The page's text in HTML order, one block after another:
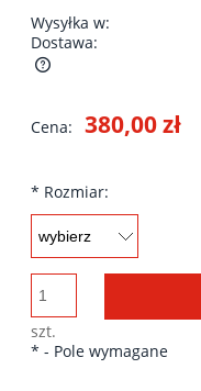
Wysyłka w:
Dostawa:
Cena nie zawiera
Cena: 380,00 zł
* Rozmiar:
szt.
* - Pole wymagane